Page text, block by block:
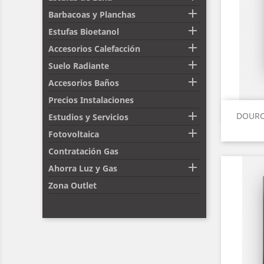
Barbacoas y Planchas 
Estufas Bioetanol 
Accesorios Calefacción 
Suelo Radiante 
Accesorios Baños 
Precios Instalaciones
Estudios y Servicios

Fotovoltaica 
Contratación Gas
Ahorra Luz y Gas

Zona Outlet